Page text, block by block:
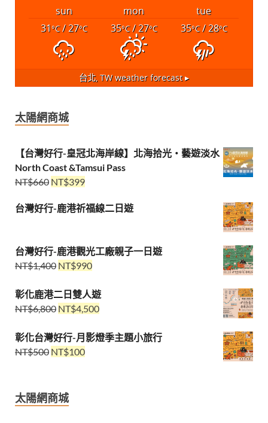
sun mon
tue
31°C/ 27°C 35°C/ 27°C 35°C/ 28°C
台北, TWweather forecast ▸
太陽網商城
【台灣好行-皇冠北海岸線】北海拾光・藝遊淡水
North Coast &Tamsui Pass
NT$660 NT$399
台灣好行-鹿港祈福線二日遊
台灣好行-鹿港觀光工廠親子一日遊
NT$1,400 NT$990
彰化鹿港二日雙人遊
NT$6,800 NT$4,500
彰化台灣好行-月影燈季主題小旅行
NT$500 NT$100
太陽網商城